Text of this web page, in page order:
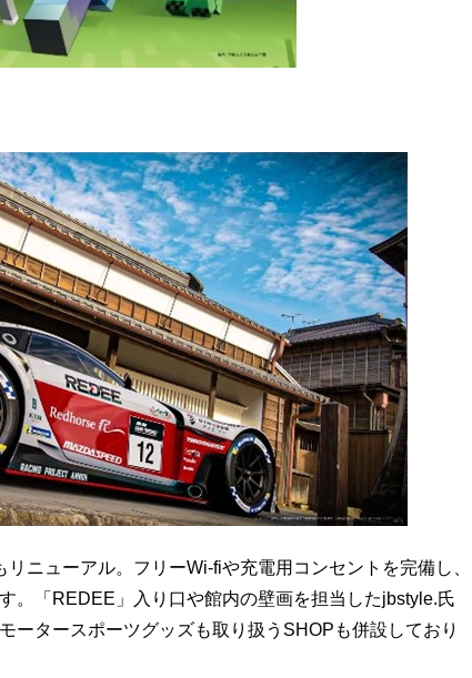
ニューアル。フリーWi-fiや充電用コンセントを完備し、
。「REDEE」入り口や館内の壁画を担当したjbstyle.氏
ータースポーツグッズも取り扱うSHOPも併設しており